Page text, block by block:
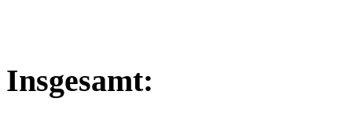
Insgesamt: